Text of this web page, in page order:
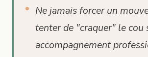
Ne jamais forcer un
tenter de "craquer" le cou
accompagnement